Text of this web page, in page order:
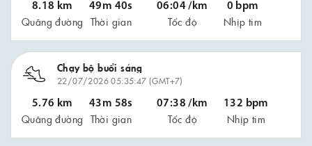
8.18 km
Quãng đường
49m 40s
Thời gian
06:04 /km
Tốc độ
0 bpm
Nhịp tim
Chạy bộ buổi sáng
22/07/2026 05:35:47 (GMT+7)
5.76 km
Quãng đường
43m 58s
Thời gian
07:38 /km
Tốc độ
132 bpm
Nhịp tim